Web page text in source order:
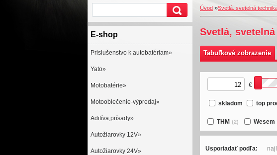
E-shop
Prislušenstvo k autobatériam»
Yato»
Motobatérie»
Motooblečenie-výpredaj»
Aditíva,prísady»
Autožiarovky 12V»
Autožiarovky 24V»
Úvod »Svetlá, svetelná
Svetlá,
Tabuľkové zobrazenie
€
skladom top
THM (2) Wesem
Usporiadať podľa: